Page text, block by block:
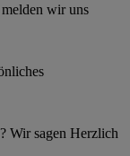
wir uns
Wir sagen Herzlich